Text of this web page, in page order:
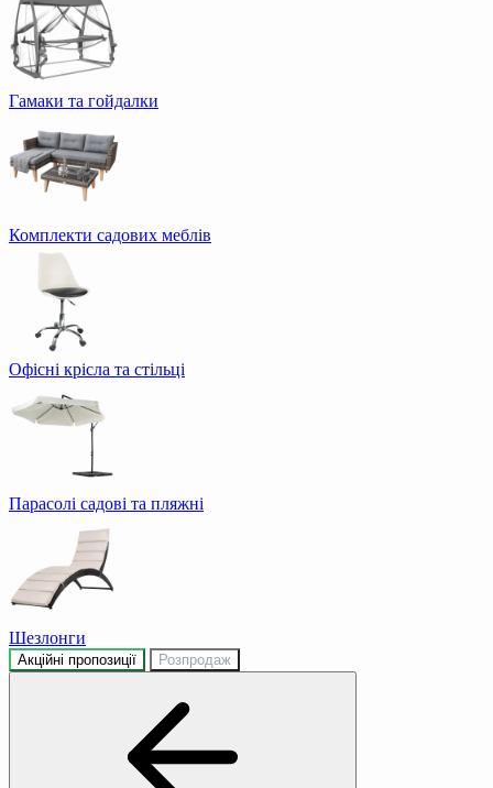
Гамаки та гойдалки
Комплекти садових меблів
Офісні крісла та стільці
Парасолі садові та пляжні
Шезлонги
Акційні пропозиції Розпродаж